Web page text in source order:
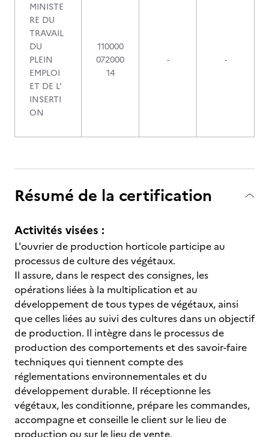
MINISTE
RE DU
TRAVAIL
DU
PLEIN
EMPLOI
ET DE L'
INSERTI
ON
110000
072000
14
- -
Résumé de la certification
Activités visées :
L'ouvrier de production horticole participe au
processus de culture des végétaux.
Il assure, dans le respect des consignes, les
opérations liées à la multiplication et au
développement de tous types de végétaux, ainsi
que celles liées au suivi des cultures dans un objectif
de production. Il intègre dans le processus de
production des comportements et des savoir-faire
techniques qui tiennent compte des
réglementations environnementales et du
développement durable. Il réceptionne les
végétaux, les conditionne, prépare les commandes,
accompagne et conseille le client sur le lieu de
production ou sur le lieu de vente.